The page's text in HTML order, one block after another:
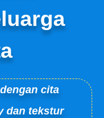
cita
dan tekstur